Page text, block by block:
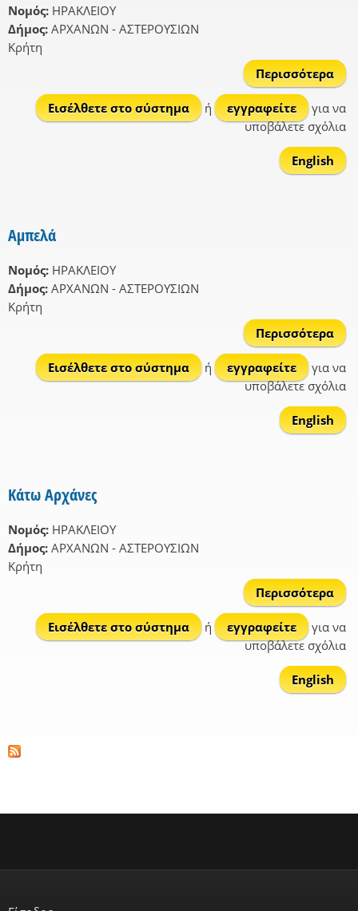
Νομός: ΗΡΑΚΛΕΙΟΥ
Δήμος: ΑΡΧΑΝΩΝ - ΑΣΤΕΡΟΥΣΙΩΝ
Κρήτη
Περισσότερα
Εισέλθετε στο σύστημα
ή εγγραφείτε
για να
υποβάλετε σχόλια
English
Αμπελά
Νομός: ΗΡΑΚΛΕΙΟΥ
Δήμος: ΑΡΧΑΝΩΝ - ΑΣΤΕΡΟΥΣΙΩΝ
Κρήτη
Περισσότερα
Εισέλθετε στο σύστημα
ή εγγραφείτε
για να
υποβάλετε σχόλια
English
Κάτω Αρχάνες
Νομός: ΗΡΑΚΛΕΙΟΥ
Δήμος: ΑΡΧΑΝΩΝ - ΑΣΤΕΡΟΥΣΙΩΝ
Κρήτη
Περισσότερα
Εισέλθετε στο σύστημα ή εγγραφείτε
για να
υποβάλετε σχόλια
English